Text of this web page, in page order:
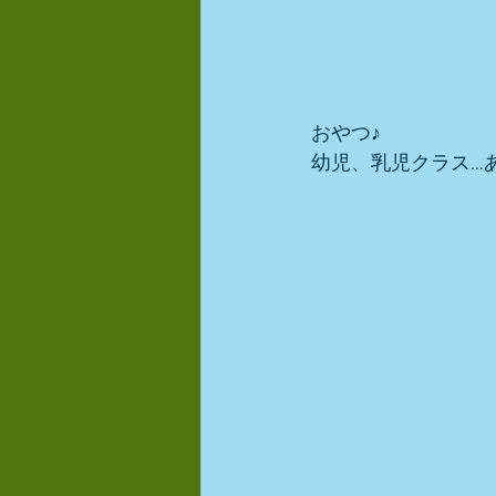
おやつ♪
幼児、乳児クラス…